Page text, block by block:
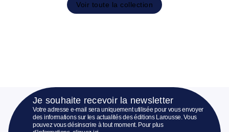
Voir toute la collection
Je souhaite recevoir la newsletter
Votre adresse e-mail sera uniquement utilisée pour vous envoyer
des informations sur les actualités des éditions Larousse. Vous
pouvez vous désinscrire à tout moment. Pour plus